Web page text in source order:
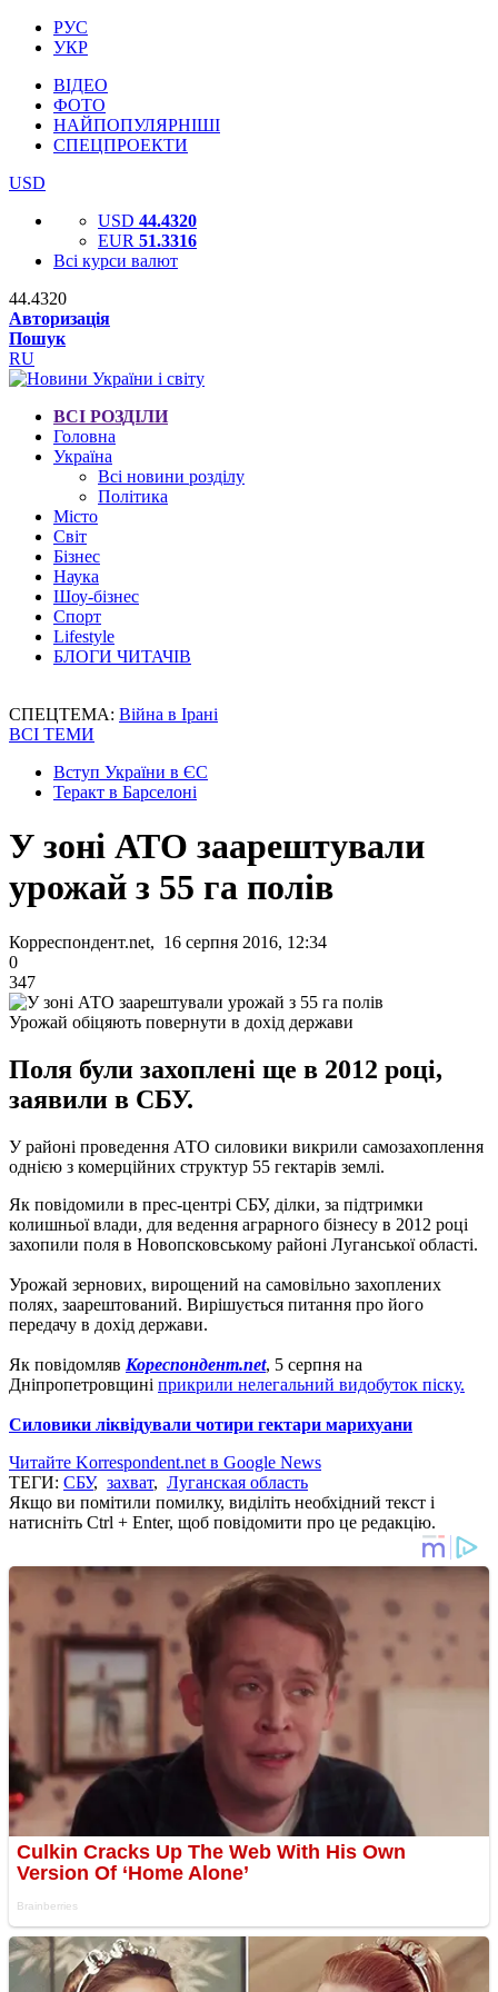
РУС
УКР
ВІДЕО
ФОТО
НАЙПОПУЛЯРНІШІ
СПЕЦПРОЕКТИ
USD
USD 44.4320
EUR 51.3316
Всі курси валют
44.4320
Авторизація
Пошук
RU
ВСІ РОЗДІЛИ
Головна
Україна
Всі новини розділу
Політика
Місто
Світ
Бізнес
Наука
Шоу-бізнес
Спорт
Lifestyle
БЛОГИ ЧИТАЧІВ
СПЕЦТЕМА: Війна в Ірані
ВСІ ТЕМИ
Вступ України в ЄС
Теракт в Барселоні
У зоні АТО заарештували
урожай з 55 га полів
Корреспондент.net, 16 серпня 2016, 12:34
0
347
Урожай обіцяють повернути в дохід держави
Поля були захоплені ще в 2012 році,
заявили в СБУ.
У районі проведення АТО силовики викрили самозахоплення
однією з комерційних структур 55 гектарів землі.
Як повідомили в прес-центрі СБУ, ділки, за підтримки
колишньої влади, для ведення аграрного бізнесу в 2012 році
захопили поля в Новопсковському районі Луганської області.
Урожай зернових, вирощений на самовільно захоплених
полях, заарештований. Вирішується питання про його
передачу в дохід держави.
Як повідомляв Кореспондент.net, 5 серпня на
Дніпропетровщині прикрили нелегальний видобуток піску.
Силовики ліквідували чотири гектари марихуани
Читайте Korrespondent.net в Google News
ТЕГИ: СБУ, захват, Луганская область
Якщо ви помітили помилку, виділіть необхідний текст і
натисніть Ctrl + Enter, щоб повідомити про це редакцію.